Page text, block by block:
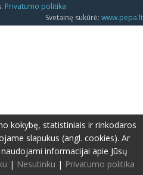
Privatumo politika
Svetainę sukūrė: www.pepa.lt
kokybę, statistiniais ir rinkodaros
slapukus (angl. cookies). Ar
informacijai apie Jūsų
| Nesutinku | Privatumo politika